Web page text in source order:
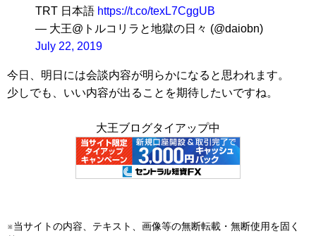
TRT 日本語 https://t.co/texL7CggUB
— 大王@トルコリラと地獄の日々 (@daiobn)
July 22, 2019
今日、明日には会談内容が明らかになると思われます。
少しでも、いい内容が出ることを期待したいですね。
大王ブログタイアップ中
※当サイトの内容、テキスト、画像等の無断転載・無断使用を固く